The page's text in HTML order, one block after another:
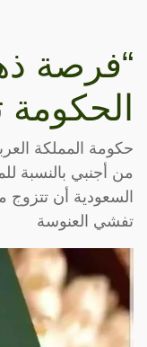
“فرصة
حكومة المملكة
من أجنبي بالنسبة
السعودية أن
تفشي العنوسة